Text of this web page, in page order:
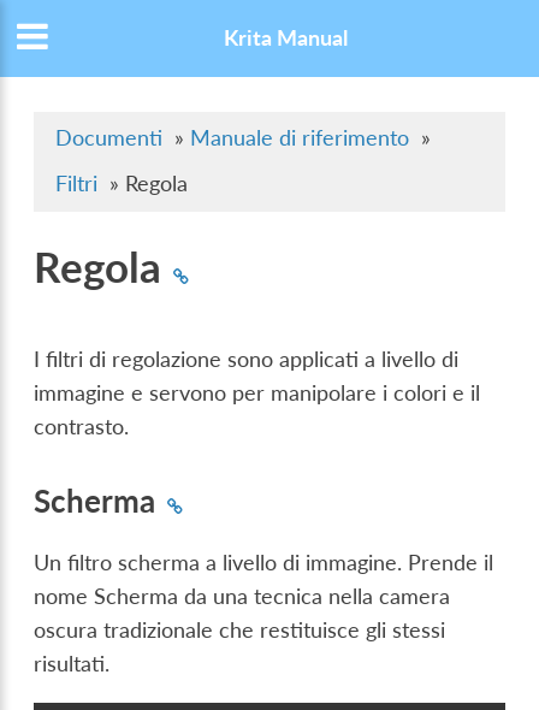
Krita Manual
Documenti » Manuale di riferimento »
Filtri » Regola
Regola
I filtri di regolazione sono applicati a livello di
immagine e servono per manipolare i colori e il
contrasto.
Scherma
Un filtro scherma a livello di immagine. Prende il
nome Scherma da una tecnica nella camera
oscura tradizionale che restituisce gli stessi
risultati.